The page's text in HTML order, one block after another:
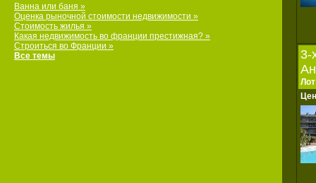
Ванна или баня »
Оценка рыночной стоимости недвижимости »
Стоимость жилья »
Какая недвижимость во франции престижная? »
Строиться во Франции »
Все темы
3-